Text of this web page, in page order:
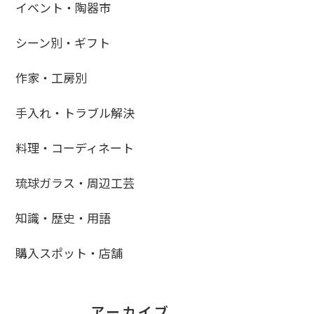
イベント・陶器市
シーン別・ギフト
作家・工房別
手入れ・トラブル解決
料理・コーディネート
琉球ガラス・周辺工芸
知識・歴史・用語
購入スポット・店舗